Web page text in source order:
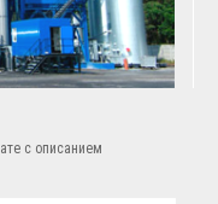
с описанием